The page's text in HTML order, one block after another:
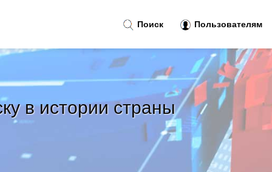
в истории страны
Поиск Пользователям